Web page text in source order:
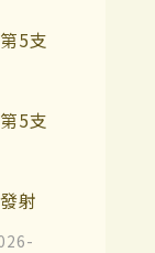
5支
5支
射